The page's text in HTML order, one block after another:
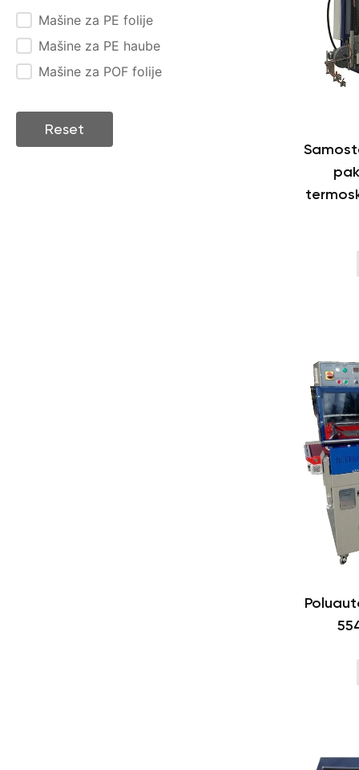
Vrsta mašine
Mašine za PE folije
Mašine za PE haube
Mašine za POF folije
Reset